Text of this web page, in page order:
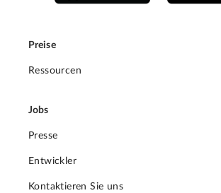
Preise
Ressourcen
Jobs
Presse
Entwickler
Kontaktieren Sie uns